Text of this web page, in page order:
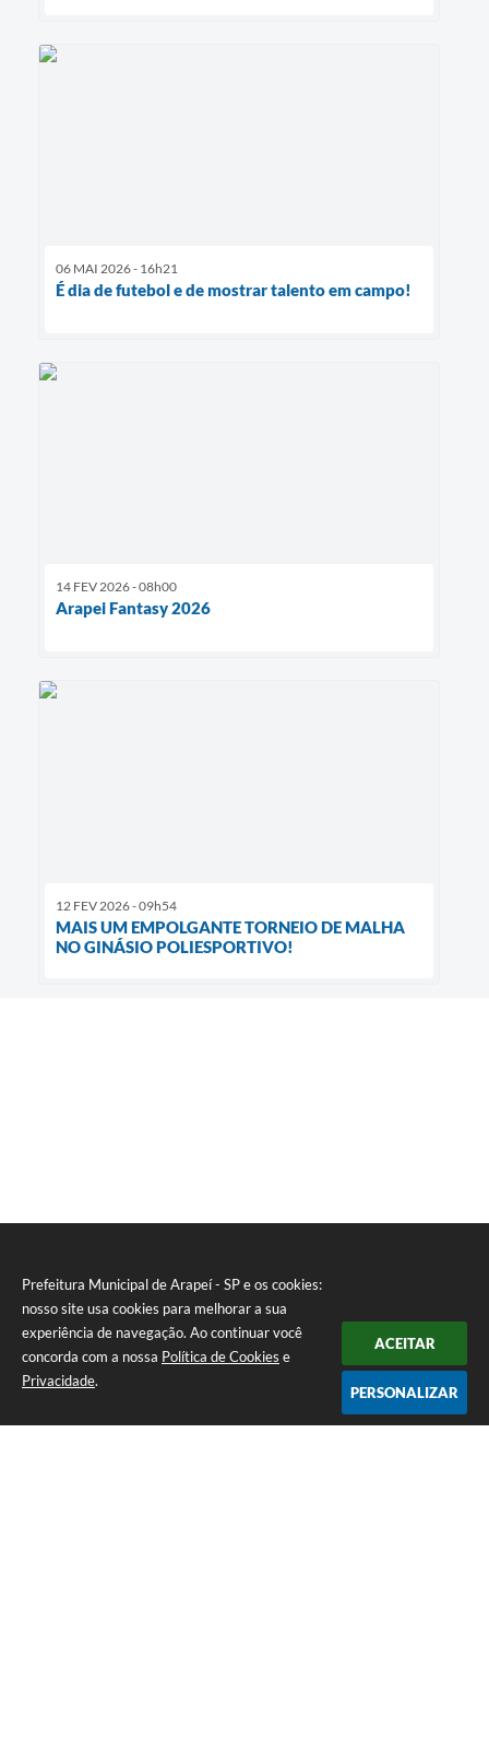
Prefeitura Municipal de Arapeí - SP e os cookies:
nosso site usa cookies para melhorar a sua
experiência de navegação. Ao continuar você
concorda com a nossa Política de Cookies e
Privacidade.
ACEITAR
PERSONALIZAR
06 MAI 2026 - 16h21
É dia de futebol e de mostrar talento em campo!
14 FEV 2026 - 08h00
Arapei Fantasy 2026
12 FEV 2026 - 09h54
MAIS UM EMPOLGANTE TORNEIO DE MALHA
NO GINÁSIO POLIESPORTIVO!